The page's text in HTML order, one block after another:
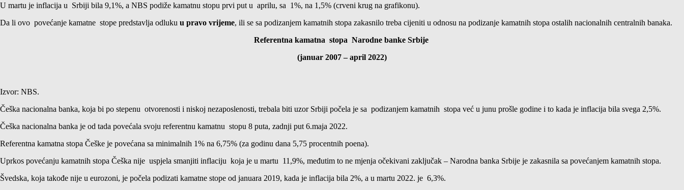
U martu je inflacija u Srbiji bila 9,1%, a NBS podiže kamatnu stopu prvi put u aprilu, sa 1%, na 1,5% (crveni krug na grafikonu).
Da li ovo povećanje kamatne stope predstavlja odluku u pravo vrijeme, ili se sa podizanjem kamatnih stopa zakasnilo treba cijeniti u odnosu na podizanje kamatnih stopa ostalih nacionalnih centralnih banaka.
Referentna kamatna stopa Narodne banke Srbije
(januar 2007 – april 2022)
Izvor: NBS.
Češka nacionalna banka, koja bi po stepenu otvorenosti i niskoj nezaposlenosti, trebala biti uzor Srbiji počela je sa podizanjem kamatnih stopa već u junu prošle godine i to kada je inflacija bila svega 2,5%.
Češka nacionalna banka je od tada povećala svoju referentnu kamatnu stopu 8 puta, zadnji put 6.maja 2022.
Referentna kamatna stopa Češke je povećana sa minimalnih 1% na 6,75% (za godinu dana 5,75 procentnih poena).
Uprkos povećanju kamatnih stopa Češka nije uspjela smanjiti inflaciju koja je u martu 11,9%, međutim to ne mjenja očekivani zaključak – Narodna banka Srbije je zakasnila sa povećanjem kamatnih stopa.
Švedska, koja takođe nije u eurozoni, je počela podizati kamatne stope od januara 2019, kada je inflacija bila 2%, a u martu 2022. je 6,3%.